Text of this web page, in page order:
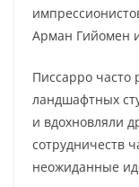
Арман Гийомен
Писсарро часто
ландшафтных
и вдохновляли
сотрудничеств
неожиданные